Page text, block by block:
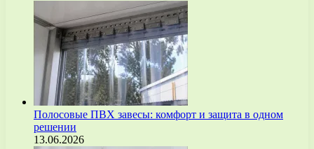
Полосовые ПВХ завесы: комфорт и защита в одном
решении
13.06.2026